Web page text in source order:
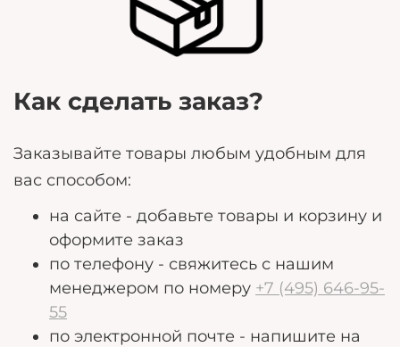
потребности.
Как сделать заказ?
Заказывайте товары любым удобным для
вас способом:
на сайте - добавьте товары и корзину и
оформите заказ
по телефону - свяжитесь с нашим
менеджером по номеру +7 (495) 646-95-
55
по электронной почте - напишите на